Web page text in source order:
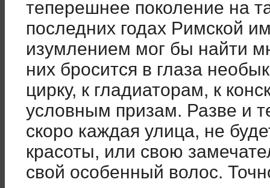
теперешнее поколение на
последних годах Римской
изумлением мог бы найти
них бросится в глаза
цирку, к гладиаторам, к
условным призам. Разве и
скоро каждая улица, не
красоты, или свою
свой особенный волос.